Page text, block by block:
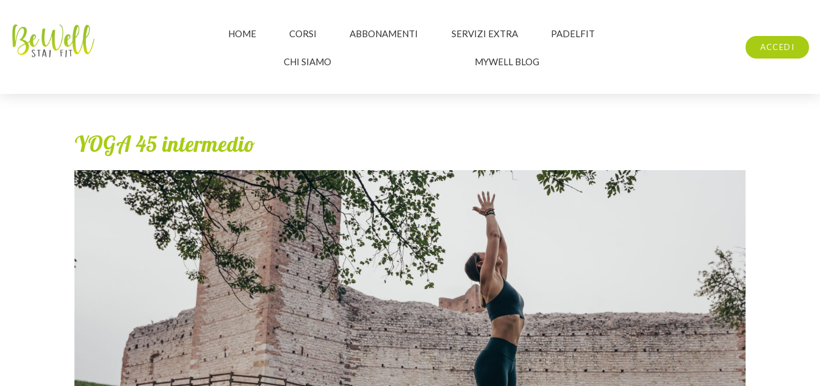
HOME CORSI ABBONAMENTI SERVIZI EXTRA PADELFIT
CHI SIAMO MYWELL BLOG
ACCEDI
YOGA 45 intermedio